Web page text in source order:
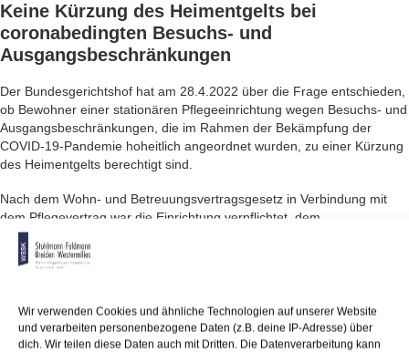
Wir verwenden Cookies und ähnliche Technologien auf unserer Website
und verarbeiten personenbezogene Daten (z.B. deine IP-Adresse) über
dich. Wir teilen diese Daten auch mit Dritten. Die Datenverarbeitung kann
Keine Kürzung des Heimentgelts bei
coronabedingten Besuchs- und
Ausgangsbeschränkungen
Der Bundesgerichtshof hat am 28.4.2022 über die Frage entschieden,
ob Bewohner einer stationären Pflegeeinrichtung wegen Besuchs- und
Ausgangsbeschränkungen, die im Rahmen der Bekämpfung der
COVID-19-Pandemie hoheitlich angeordnet wurden, zu einer Kürzung
des Heimentgelts berechtigt sind.
Nach dem Wohn- und Betreuungsvertragsgesetz in Verbindung mit
dem Pflegevertrag war die Einrichtung verpflichtet, dem
Vertragspartner (Heimbewohner) ein bestimmtes Zimmer als
Wohnraum zu überlassen sowie die vertraglich vereinbarten Pflege-
und Betreuungsleistungen nach dem allgemein anerkannten Stand
Pflegevertrags bildenden Kernleistungen konnten trotz
pandemiebedingt hoheitlich angeordneter Besuchs- und
Ausgangsbeschränkungen weiterhin in vollem Umfang erbracht